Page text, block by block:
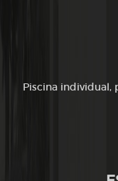
Piscina individual,